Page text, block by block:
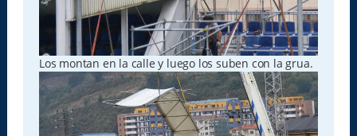
Los montan en la calle y luego los suben con la grua.